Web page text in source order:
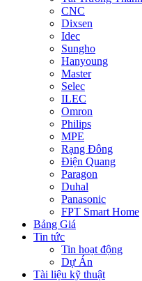
CNC
Dixsen
Idec
Sungho
Hanyoung
Master
Selec
ILEC
Omron
Philips
MPE
Rạng Đông
Điện Quang
Paragon
Duhal
Panasonic
FPT Smart Home
Bảng Giá
Tin tức
Tin hoạt động
Dự Án
Tài liệu kỹ thuật